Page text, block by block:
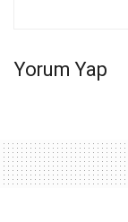
Yorum Yap